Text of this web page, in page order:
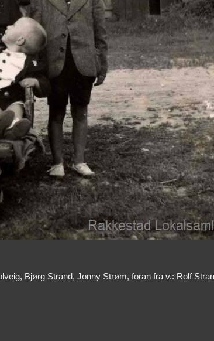
Bjørg Strand, Jonny Strøm, foran fra v.: Rolf